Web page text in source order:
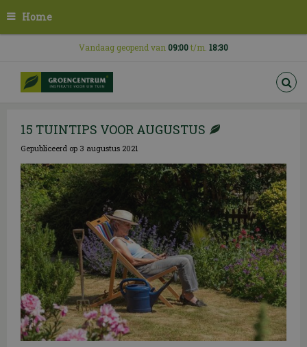
n
Home
Vandaag geopend van 09:00t/m. 18:30
15 TUINTIPS VOOR AUGUSTUS
Gepubliceerd op 3 augustus 2021